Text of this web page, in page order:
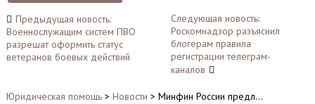
Навигация
по
записям
Предыдущая новость:
Военнослужащим систем ПВО
разрешат оформить статус
ветеранов боевых действий
Следующая новость:
Роскомнадзор разъяснил
блогерам правила
регистрации телеграм-
каналов
Юридическая помощь> Новости > Минфин России предл…